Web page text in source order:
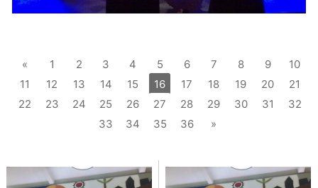
« 1 2 3 4 5 6 7 8 9
10
11
12 13 14 15 16 17 18 19 20
21
22
23 24 25 26 27 28 29 30 31
32
33
34 35 36 »